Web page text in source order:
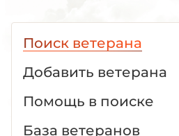
Поиск ветерана
Добавить ветерана
Помощь в поиске
База ветеранов